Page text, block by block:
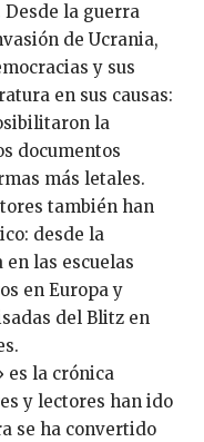
la guerra
de Ucrania,
y sus
en sus causas:
la
documentos
más letales.
también han
desde la
las escuelas
en Europa y
del Blitz en
es la crónica
y lectores han ido
se ha convertido